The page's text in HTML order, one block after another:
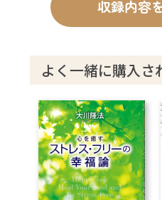
収録内容
よく一緒に購入さ